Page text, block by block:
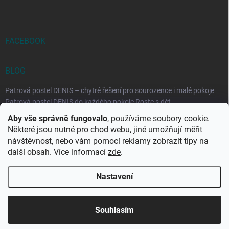
Aby vše správně fungovalo, používáme soubory cookie.
Některé jsou nutné pro chod webu, jiné umožňují měřit
návštěvnost, nebo vám pomocí reklamy zobrazit tipy na
další obsah. Více informací zde.
Nastavení
Souhlasím
FACEBOOK
BLOG
Patrová postel DENIS – chytré řešení pro sourozence i malé pokoje
Patrová postel DENIS do každého pokoje Roste s dět...
Rozkládací postele RELAX – ideální řešení pro malé prostory i
každodenní spaní
Rozkládací postel, která se přizpůsobí vašemu živo...
Copyright 2026DK-obchod.cz. Všechna práva vyhrazena.Upravit
nastavení cookies